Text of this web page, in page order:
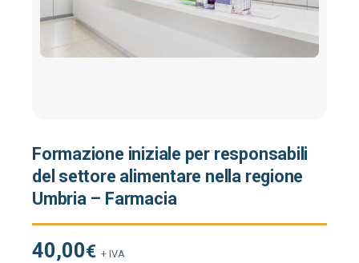
Formazione iniziale per responsabili
del settore alimentare nella regione
Umbria – Farmacia
40,00€ + IVA